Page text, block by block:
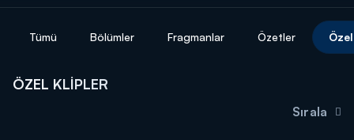
DİĞER SONUÇLAR
Tümü Bölümler Fragmanlar Özetler
ÖZEL KLIPLER
Sırala